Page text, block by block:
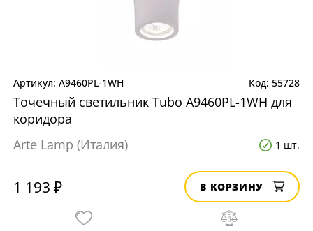
A9460PL-1WH 55728
Точечный светильник Tubo A9460PL-1WH для
коридора
Arte Lamp (Италия)
1 шт.
1 193 ₽ В КОРЗИНУ